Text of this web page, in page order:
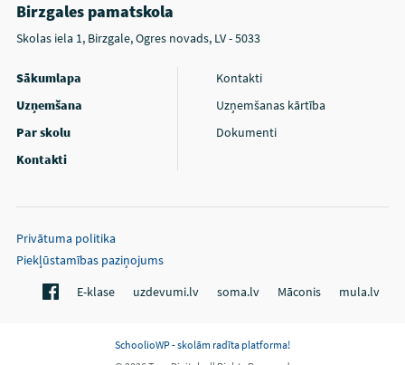
Birzgales pamatskola
Skolas iela 1, Birzgale, Ogres novads, LV - 5033
Sākumlapa
Uzņemšana
Par skolu
Kontakti
Kontakti
Uzņemšanas kārtība
Dokumenti
Privātuma politika
Piekļūstamības paziņojums
E-klase
uzdevumi.lv soma.lv Māconis mula.lv
SchoolioWP - skolām radīta platforma!